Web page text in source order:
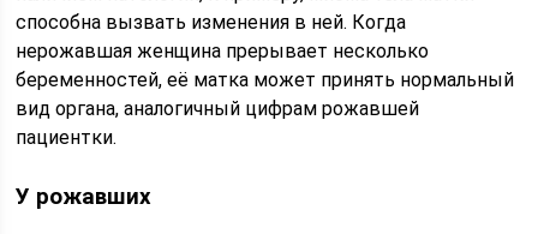
способна вызвать изменения в ней. Когда
нерожавшая женщина прерывает несколько
беременностей, её матка может принять нормальный
вид органа, аналогичный цифрам рожавшей
пациентки.
У рожавших